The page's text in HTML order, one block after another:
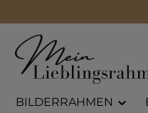
BILDERRAHMEN